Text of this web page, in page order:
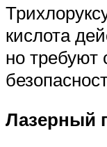
кислота
но
Лазерный